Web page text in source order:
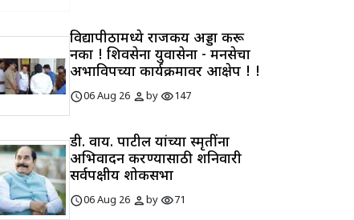
विद्यापीठामध्ये राजकीय अड्डा करू
नका ! शिवसेना युवासेना - मनसेचा
अभाविपच्या कार्यक्रमावर आक्षेप ! !
schedule06 Aug 26 personbyvisibility147
डी. वाय. पाटील यांच्या स्मृतींना
अभिवादन करण्यासाठी शनिवारी
सर्वपक्षीय शोकसभा
schedule06 Aug 26 personbyvisibility71